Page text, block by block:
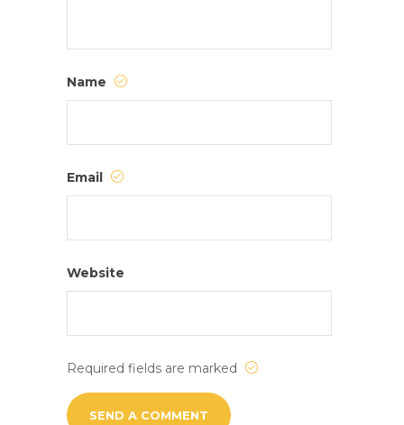
Name
Email
Website
Required fields are marked